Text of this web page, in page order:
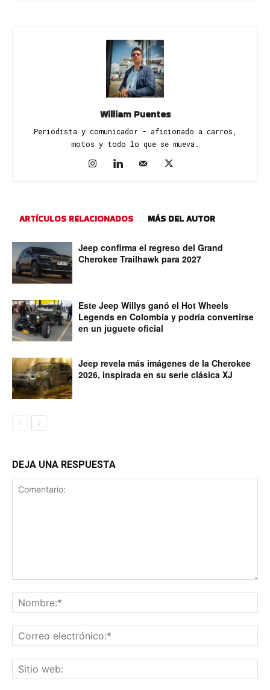
William Puentes
Periodista y comunicador - aficionado a carros,
motos y todo lo que se mueva.
ARTÍCULOS RELACIONADOS MÁS DEL AUTOR
Jeep confirma el regreso del Grand
Cherokee Trailhawk para 2027
Este Jeep Willys ganó el Hot Wheels
Legends en Colombia y podría convertirse
en un juguete oficial
Jeep revela más imágenes de la Cherokee
2026, inspirada en su serie clásica XJ
DEJA UNA RESPUESTA